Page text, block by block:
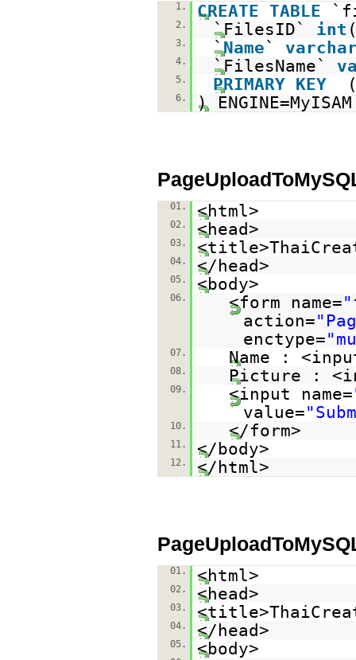
1. CREATE TABLE
2. `FilesID` int
3. `Name`
4. `FilesName`
5. PRIMARY KEY
6. )
01. <html>
02. <head>
03.
04. </head>
05. <body>
06. <form name=
action=
enctype=
07. Name :
08. Picture :
09. <input name=
value=
10. </form>
11. </body>
12. </html>
01. <html>
02. <head>
03.
04. </head>
05. <body>